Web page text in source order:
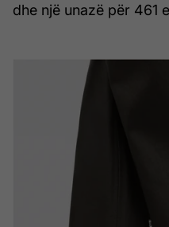
dhe një unazë për 461